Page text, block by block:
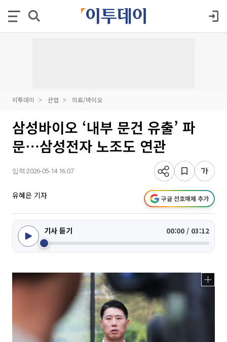
이투데이 산업 의료/바이오
삼성바이오 ‘내부 문건 유출’ 파
문⋯삼성전자 노조도 연관
입력 2026-05-14 16:07
유혜은 기자 구글 선호매체 추가
기사 듣기 00:00 / 03:12